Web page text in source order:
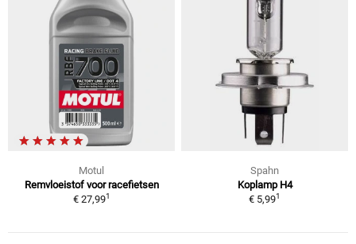
Motul
Remvloeistof voor racefietsen
€ 27,991
Spahn
Koplamp H4
€ 5,991